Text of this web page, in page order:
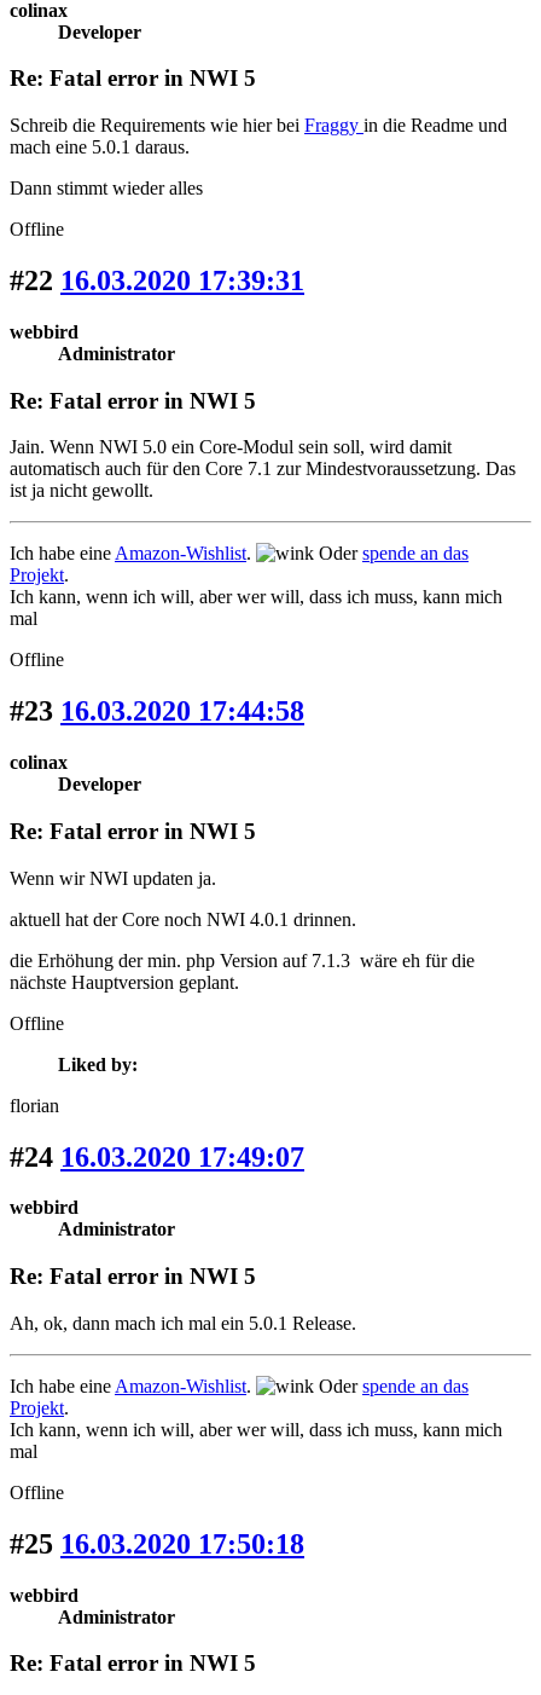
colinax
Developer
Re: Fatal error in NWI 5
Schreib die Requirements wie hier bei Fraggy in die Readme und
mach eine 5.0.1 daraus.
Dann stimmt wieder alles
Offline
#22 16.03.2020 17:39:31
webbird
Administrator
Re: Fatal error in NWI 5
Jain. Wenn NWI 5.0 ein Core-Modul sein soll, wird damit
automatisch auch für den Core 7.1 zur Mindestvoraussetzung. Das
ist ja nicht gewollt.
Ich habe eine Amazon-Wishlist. Oderspende an das
Projekt.
Ich kann, wenn ich will, aber wer will, dass ich muss, kann mich
mal
Offline
#23 16.03.2020 17:44:58
colinax
Developer
Re: Fatal error in NWI 5
Wenn wir NWI updaten ja.
aktuell hat der Core noch NWI 4.0.1 drinnen.
die Erhöhung der min. php Version auf 7.1.3 wäre eh für die
nächste Hauptversion geplant.
Offline
Liked by:
florian
#24 16.03.2020 17:49:07
webbird
Administrator
Re: Fatal error in NWI 5
Ah, ok, dann mach ich mal ein 5.0.1 Release.
Ich habe eine Amazon-Wishlist. Oderspende an das
Projekt.
Ich kann, wenn ich will, aber wer will, dass ich muss, kann mich
mal
Offline
#25 16.03.2020 17:50:18
webbird
Administrator
Re: Fatal error in NWI 5